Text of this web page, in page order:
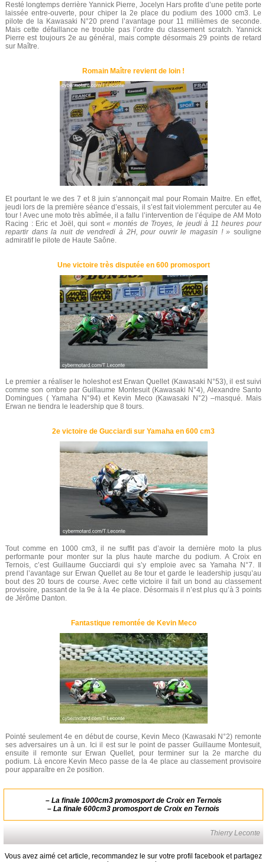
Resté longtemps derrière Yannick Pierre, Jocelyn Hars profite d’une petite porte
laissée entre-ouverte, pour chiper la 2e place du podium des 1000 cm3. Le
pilote de la Kawasaki N°20 prend l’avantage pour 11 millièmes de seconde.
Mais cette défaillance ne trouble pas l’ordre du classement scratch. Yannick
Pierre est toujours 2e au général, mais compte désormais 29 points de retard
sur Maître.
Romain Maître revient de loin !
Et pourtant le we des 7 et 8 juin s’annonçait mal pour Romain Maitre. En effet,
jeudi lors de la première séance d’essais, il s’est fait violemment percuter au 4e
tour ! Avec une moto très abîmée, il a fallu l’intervention de l’équipe de AM Moto
Racing : Eric et Joël, qui sont« montés de Troyes, le jeudi à 11 heures pour
repartir dans la nuit de vendredi à 2H, pour ouvrir le magasin ! » souligne
admiratif le pilote de Haute Saône.
Une victoire très disputée en 600 promosport
Le premier a réaliser le holeshot est Erwan Quellet (Kawasaki N°53), il est suivi
comme son ombre par Guillaume Montesuit (Kawasaki N°4), Alexandre Santo
Domingues ( Yamaha N°94) et Kevin Meco (Kawasaki N°2) –masqué. Mais
Erwan ne tiendra le leadership que 8 tours.
2e victoire de Gucciardi sur Yamaha en 600 cm3
Tout comme en 1000 cm3, il ne suffit pas d’avoir la dernière moto la plus
performante pour monter sur la plus haute marche du podium. A Croix en
Ternois, c’est Guillaume Gucciardi qui s’y emploie avec sa Yamaha N°7. Il
prend l’avantage sur Erwan Quellet au 8e tour et garde le leadership jusqu’au
bout des 20 tours de course. Avec cette victoire il fait un bond au classement
provisoire, passant de la 9e à la 4e place. Désormais il n’est plus qu’à 3 points
de Jérôme Danton.
Fantastique remontée de Kevin Meco
Pointé seulement 4e en début de course, Kevin Meco (Kawasaki N°2) remonte
ses adversaires un à un. Ici il est sur le point de passer Guillaume Montesuit,
ensuite il remonte sur Erwan Quellet, pour terminer sur la 2e marche du
podium. Là encore Kevin Meco passe de la 4e place au classement provisoire
pour apparaître en 2e position.
– La finale 1000cm3 promosport de Croix en Ternois
– La finale 600cm3 promosport de Croix en Ternois
Thierry Leconte
Vous avez aimé cet article, recommandez le sur votre profil facebook et partagez